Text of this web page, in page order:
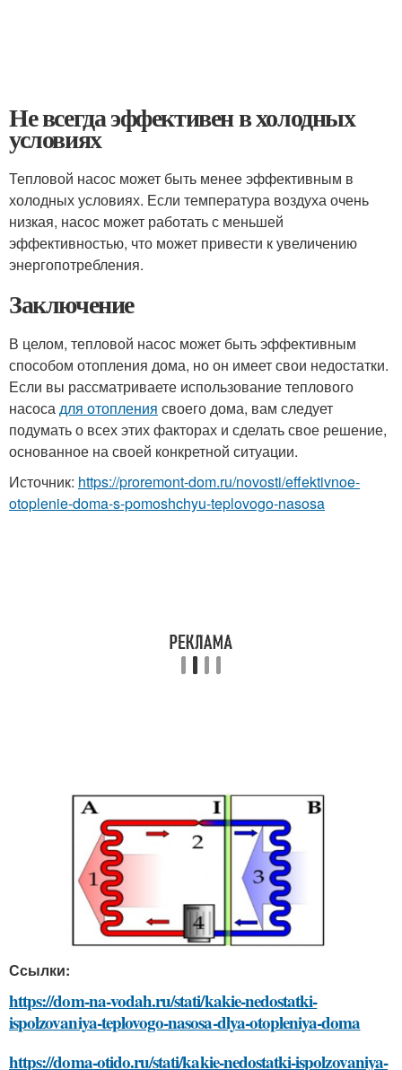
Не всегда эффективен в холодных
условиях
Тепловой насос может быть менее эффективным в
холодных условиях. Если температура воздуха очень
низкая, насос может работать с меньшей
эффективностью, что может привести к увеличению
энергопотребления.
Заключение
В целом, тепловой насос может быть эффективным
способом отопления дома, но он имеет свои недостатки.
Если вы рассматриваете использование теплового
насосадля отопления своего дома, вам следует
подумать о всех этих факторах и сделать свое решение,
основанное на своей конкретной ситуации.
Источник: https://proremont-dom.ru/novosti/effektivnoe-
otoplenie-doma-s-pomoshchyu-teplovogo-nasosa
Ссылки:
https://dom-na-vodah.ru/stati/kakie-nedostatki-
ispolzovaniya-teplovogo-nasosa-dlya-otopleniya-doma
https://doma-otido.ru/stati/kakie-nedostatki-ispolzovaniya-